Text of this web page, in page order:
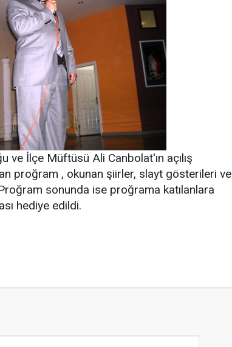
ve İlçe Müftüsü Ali Canbolat'ın açılış
proğram , okunan şiirler, slayt gösterileri ve
sonunda ise proğrama katılanlara
hediye edildi.